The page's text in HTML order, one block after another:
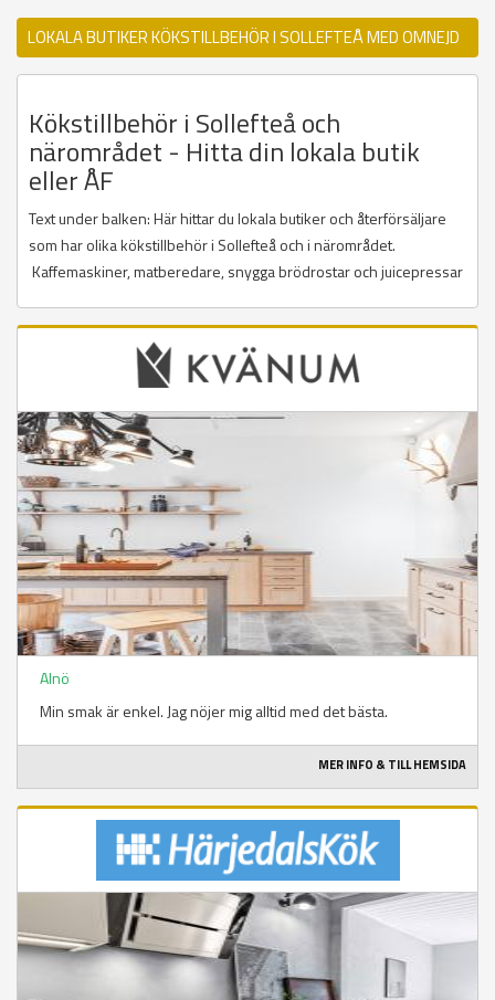
LOKALA BUTIKER KÖKSTILLBEHÖR I SOLLEFTEÅ MED OMNEJD
Kökstillbehör i Sollefteå och
närområdet - Hitta din lokala butik
eller ÅF
Text under balken: Här hittar du lokala butiker och återförsäljare
som har olika kökstillbehör i Sollefteå och i närområdet.
Kaffemaskiner, matberedare, snygga brödrostar och juicepressar
Alnö
Min smak är enkel. Jag nöjer mig alltid med det bästa.
MER INFO & TILL HEMSIDA